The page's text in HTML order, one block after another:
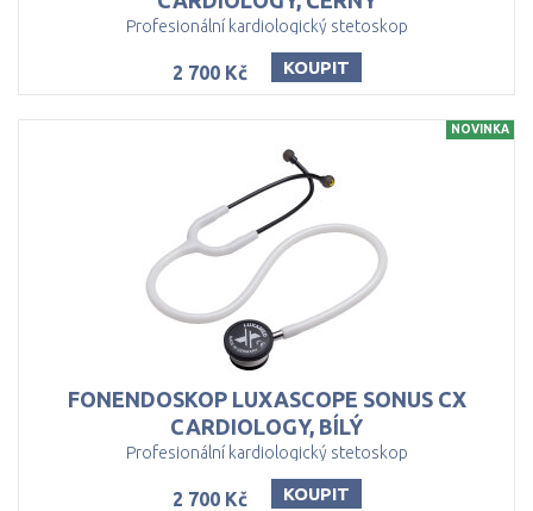
Profesionální kardiologický stetoskop
2 700 Kč KOUPIT
FONENDOSKOP LUXASCOPE SONUS CX
CARDIOLOGY, BÍLÝ
Profesionální kardiologický stetoskop
2 700 Kč KOUPIT
NOVINKA